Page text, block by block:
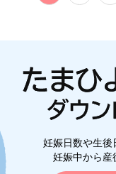
妊娠日数や生後
妊娠中から産